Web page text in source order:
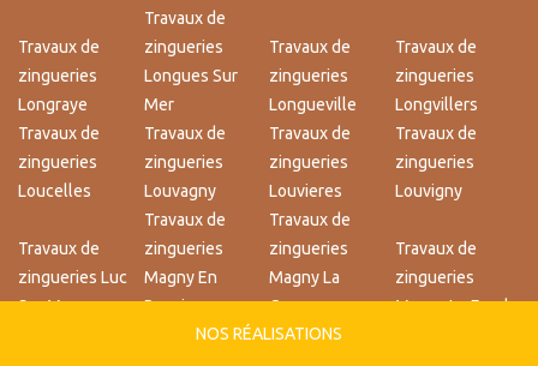
NOS RÉALISATIONS
Travaux de
zingueries
Longraye
Travaux de
zingueries
Longues Sur
Mer
Travaux de
zingueries
Longueville
Travaux de
zingueries
Longvillers
Travaux de
zingueries
Loucelles
Travaux de
zingueries
Louvagny
Travaux de
zingueries
Louvieres
Travaux de
zingueries
Louvigny
Travaux de
zingueries Luc
Sur Mer
Travaux de
zingueries
Magny En
Bessin
Travaux de
zingueries
Magny La
Campagne
Travaux de
zingueries
Magny Le Freule
Travaux de
Travaux de